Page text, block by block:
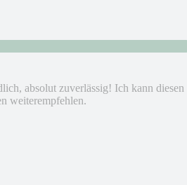
absolut zuverlässig! Ich kann diesen
weiterempfehlen.